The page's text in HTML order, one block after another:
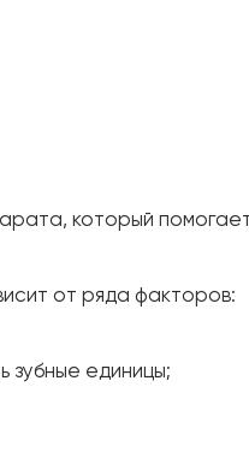
который
от ряда факторов:
зубные единицы;